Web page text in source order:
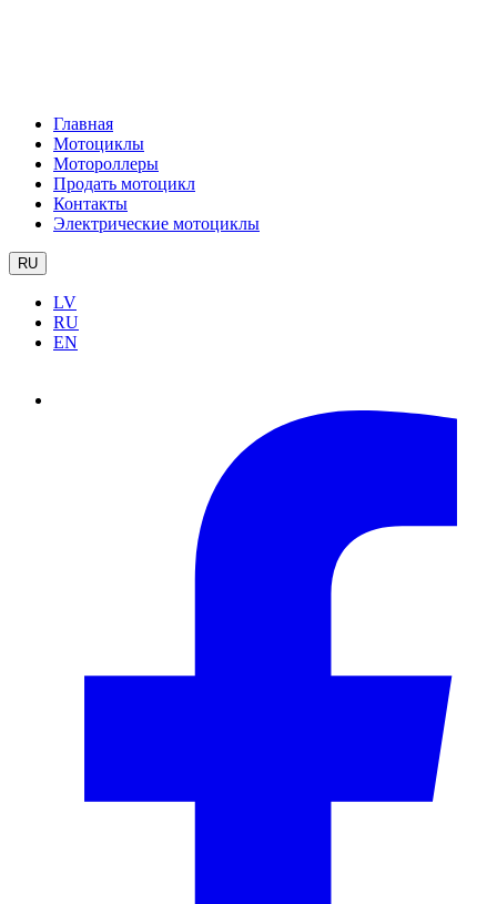
Главная
Мотоциклы
Мотороллеры
Продать мотоцикл
Контакты
Электрические мотоциклы
RU
LV
RU
EN